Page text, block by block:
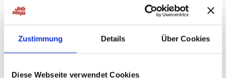
Zustimmung Details Über Cookies
Diese Webseite verwendet Cookies
Geregelte und planbare Arbeitszeiten
Sie können nur gewinnen: ein kurzer Anruf genügt und
wir besprechen dann alles Weitere. Bewerben Sie sich
auch gerne per E-Mail.